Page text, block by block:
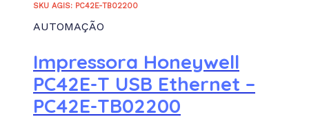
SKU AGIS: PC42E-TB02200
AUTOMAÇÃO
Impressora Honeywell
PC42E-T USB Ethernet –
PC42E-TB02200